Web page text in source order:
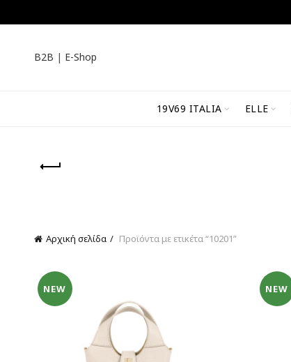
B2B | E-Shop
19V69 ITALIA ELLE
Αρχική σελίδα Προϊόντα με ετικέτα “10201”
NEW NEW